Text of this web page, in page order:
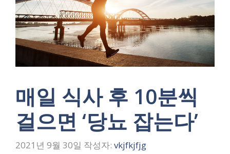
매일 식사 후 10분씩
걸으면 ‘당뇨 잡는다’
2021년 9월 30일 작성자: vkjfkjfjg